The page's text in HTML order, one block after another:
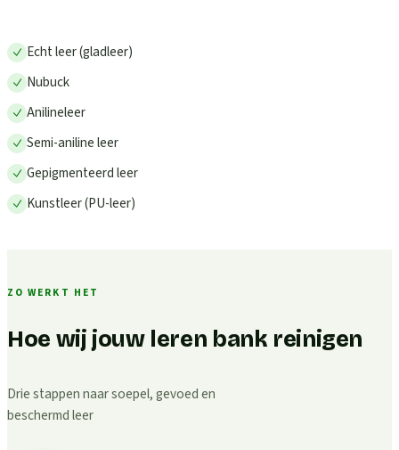
Echt leer (gladleer)
Nubuck
Anilineleer
Semi-aniline leer
Gepigmenteerd leer
Kunstleer (PU-leer)
ZO WERKT HET
Hoe wij jouw leren bank reinigen
Drie stappen naar soepel, gevoed en
beschermd leer